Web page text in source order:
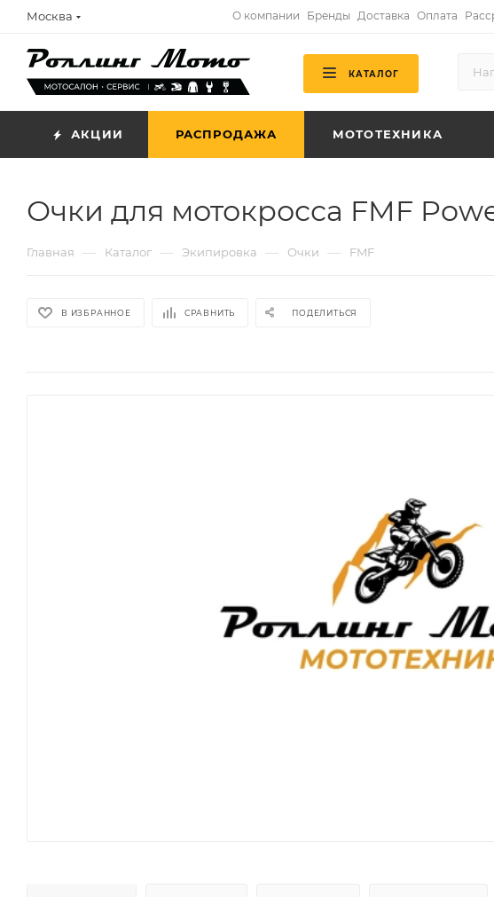
Москва О компании Бренды Доставка Оплата
КАТАЛОГ
АКЦИИ РАСПРОДАЖА МОТОТЕХНИКА
Очки для мотокросса FMF
Главная — Каталог — Экипировка — Очки — FMF
В ИЗБРАННОЕ СРАВНИТЬ ПОДЕЛИТЬСЯ